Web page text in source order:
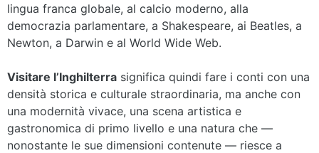
lingua franca globale, al calcio moderno, alla
democrazia parlamentare, a Shakespeare, ai Beatles, a
Newton, a Darwin e al World Wide Web.
Visitare l’Inghilterra significa quindi fare i conti con una
densità storica e culturale straordinaria, ma anche con
una modernità vivace, una scena artistica e
gastronomica di primo livello e una natura che —
nonostante le sue dimensioni contenute — riesce a